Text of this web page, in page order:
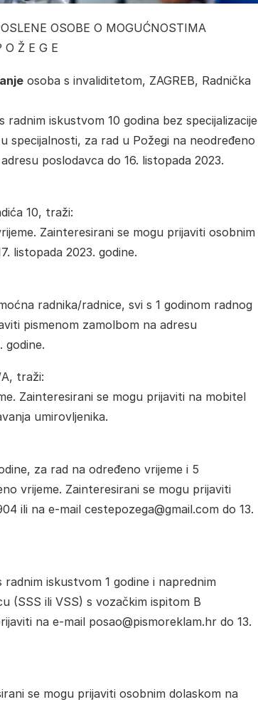
OSOBE O MOGUĆNOSTIMA
Ž E G E
osoba s invaliditetom, ZAGREB, Radnička
iskustvom 10 godina bez specijalizacije
specijalnosti, za rad u Požegi na neodređeno
poslodavca do 16. listopada 2023.
10, traži:
Zainteresirani se mogu prijaviti osobnim
listopada 2023. godine.
radnika/radnice, svi s 1 godinom radnog
pismenom zamolbom na adresu
godine.
A, traži:
Zainteresirani se mogu prijaviti na mobitel
umirovljenika.
za rad na određeno vrijeme i 5
vrijeme. Zainteresirani se mogu prijaviti
ili na e-mail cestepozega@gmail.com do 13.
iskustvom 1 godine i naprednim
(SSS ili VSS) s vozačkim ispitom B
na e-mail posao@pismoreklam.hr do 13.
se mogu prijaviti osobnim dolaskom na